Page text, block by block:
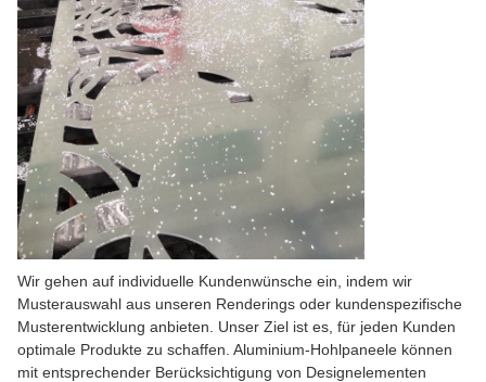
Wir gehen auf individuelle Kundenwünsche ein, indem wir
Musterauswahl aus unseren Renderings oder kundenspezifische
Musterentwicklung anbieten. Unser Ziel ist es, für jeden Kunden
optimale Produkte zu schaffen. Aluminium-Hohlpaneele können
mit entsprechender Berücksichtigung von Designelementen